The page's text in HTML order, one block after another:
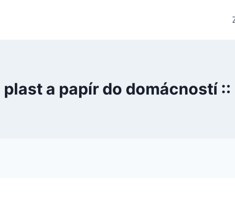
a papír do domácností